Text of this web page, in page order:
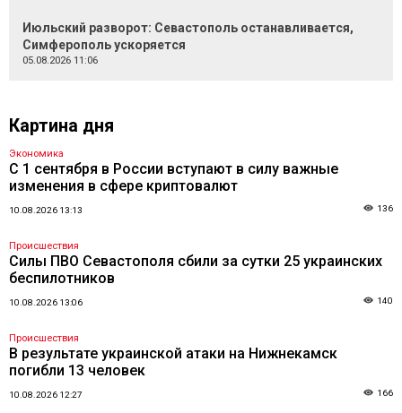
Июльский разворот: Севастополь останавливается,
Симферополь ускоряется
05.08.2026 11:06
Картина дня
Экономика
С 1 сентября в России вступают в силу важные
изменения в сфере криптовалют
10.08.2026 13:13 136
Происшествия
Силы ПВО Севастополя сбили за сутки 25 украинских
беспилотников
10.08.2026 13:06 140
Происшествия
В результате украинской атаки на Нижнекамск
погибли 13 человек
10.08.2026 12:27 166